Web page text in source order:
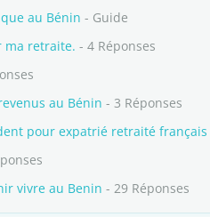
au Bénin - Guide
ma retraite. - 4 Réponses
au Bénin - 3 Réponses
pour expatrié retraité français
vivre au Benin - 29 Réponses